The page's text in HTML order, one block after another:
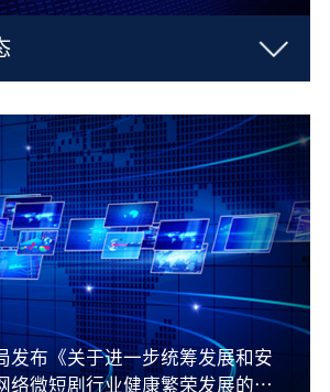
发布《关于进一步统筹发展和安
络微短剧行业健康繁荣发展的通